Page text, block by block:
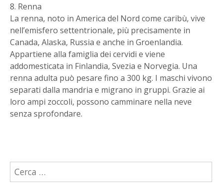
8. Renna
La renna, noto in America del Nord come caribù, vive
nell’emisfero settentrionale, più precisamente in
Canada, Alaska, Russia e anche in Groenlandia.
Appartiene alla famiglia dei cervidi e viene
addomesticata in Finlandia, Svezia e Norvegia. Una
renna adulta può pesare fino a 300 kg. I maschi vivono
separati dalla mandria e migrano in gruppi. Grazie ai
loro ampi zoccoli, possono camminare nella neve
senza sprofondare.
per: